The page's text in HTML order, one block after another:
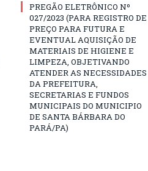
PREGÃO ELETRÔNICO Nº
027/2023 (PARA REGISTRO DE
PREÇO PARA FUTURA E
EVENTUAL AQUISIÇÃO DE
MATERIAIS DE HIGIENE E
LIMPEZA, OBJETIVANDO
ATENDER AS NECESSIDADES
DA PREFEITURA,
SECRETARIAS E FUNDOS
MUNICIPAIS DO MUNICIPIO
DE SANTA BÁRBARA DO
PARÁ/PA)